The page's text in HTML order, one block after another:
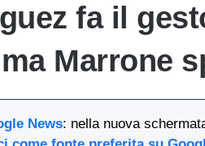
fa il
Marrone
News: nella nuova